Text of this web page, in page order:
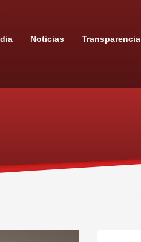
Noticias Transparencia